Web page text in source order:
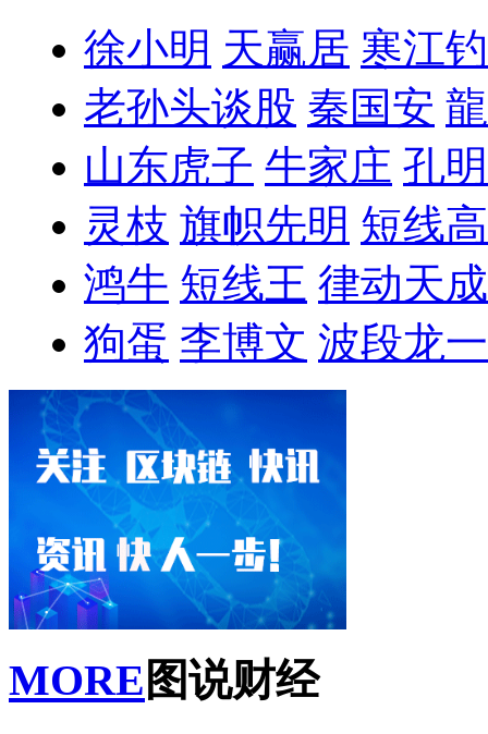
徐小明 天赢居 寒江
老孙头谈股 秦国安
山东虎子 牛家庄 孔
灵枝 旗帜先明 短线
鸿牛 短线王 律动天成
狗蛋 李博文 波段龙一
MORE 图说财经